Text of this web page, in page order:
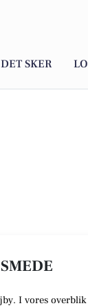
DET SKER
I vores